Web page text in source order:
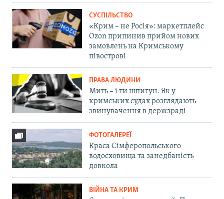
СУСПІЛЬСТВО
«Крим – не Росія»: маркетплейс
Ozon припинив прийом нових
замовлень на Кримському
півострові
ПРАВА ЛЮДИНИ
Мить – і ти шпигун. Як у
кримських судах розглядають
звинувачення в держзраді
ФОТОГАЛЕРЕЇ
Краса Сімферопольського
водосховища та занедбаність
довкола
ВІЙНА ТА КРИМ